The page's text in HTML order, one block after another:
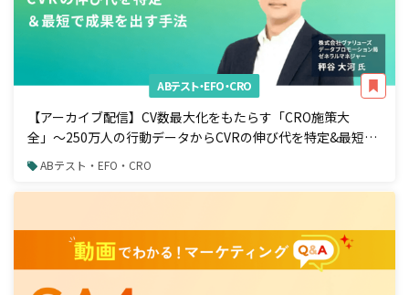
ABテスト・EFO・CRO
【アーカイブ配信】CV数最大化をもたらす「CRO施策大
全」〜250万人の行動データからCVRの伸び代を特定&最短で
成果を出す手法〜
ABテスト・EFO・CRO